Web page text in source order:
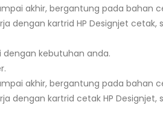
akhir, bergantung pada bahan
dengan kartrid HP Designjet
kebutuhan anda.
akhir, bergantung pada bahan
dengan kartrid cetak HP Designjet,